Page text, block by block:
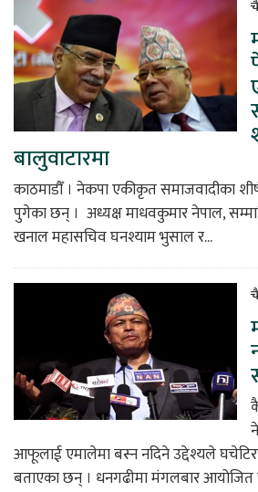
बालुवाटारमा
काठमाडौँ । नेकपा एकीकृत समाजवादीका
पुगेका छन् । अध्यक्ष माधवकुमार नेपाल,
खनाल महासचिव घनश्याम भुसाल र...
आफूलाई एमालेमा बस्न नदिने उद्देश्यले
बताएका छन् । धनगढीमा मंगलबार आयोजित